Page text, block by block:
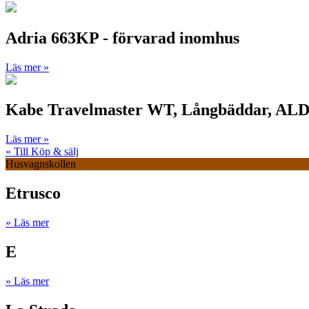
Adria 663KP - förvarad inomhus
Läs mer »
Kabe Travelmaster WT, Långbäddar,
Läs mer »
» Till Köp & sälj
Husvagnskollen
Etrusco
» Läs mer
E
» Läs mer